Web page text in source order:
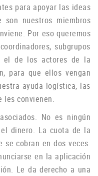
para apoyar las ideas
nuestros miembros
Por eso queremos
subgrupos
el de los actores de la
para que ellos vengan
ayuda logística, las
les convienen.
No es ningún
dinero. La cuota de la
se cobran en dos veces.
en la aplicación
Le da derecho a una